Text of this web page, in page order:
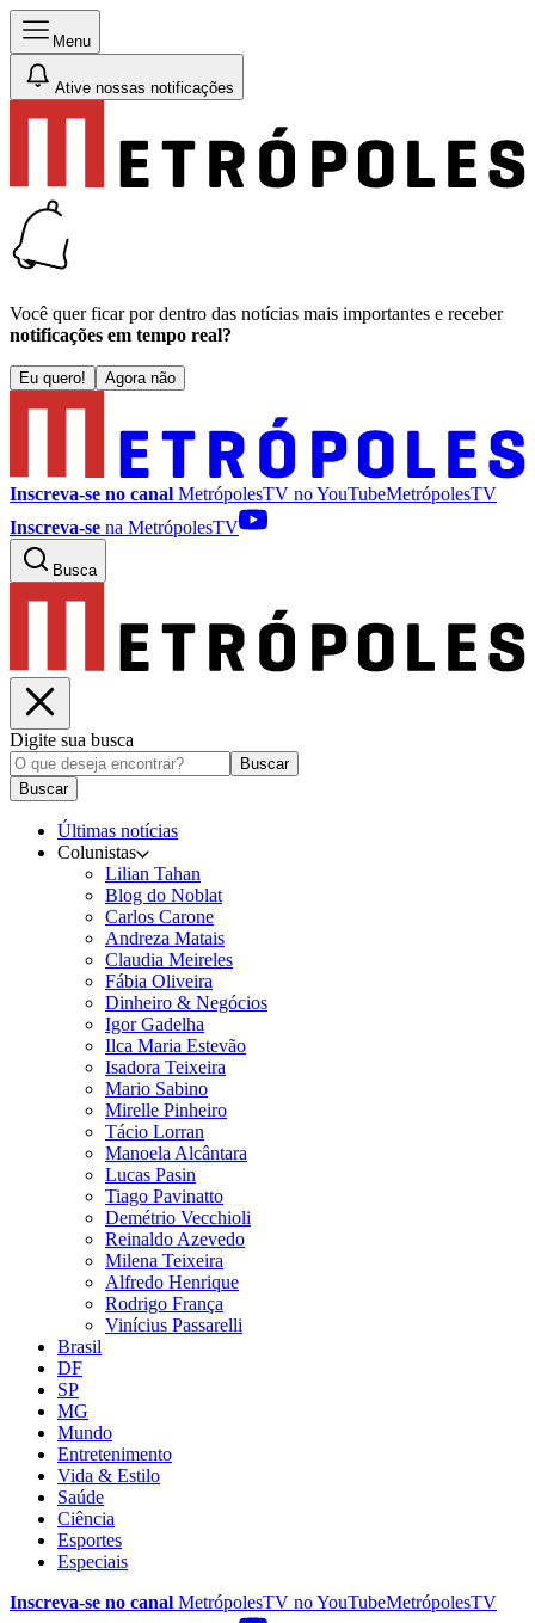
Menu
Ative nossas notificações
Você quer ficar por dentro das notícias mais importantes e receber
notificações em tempo real?
Eu quero! Agora não
Inscreva-se no canal MetrópolesTV noYouTubeMetrópolesTV
Inscreva-se na MetrópolesTV
Busca
Digite sua busca
Buscar
Buscar
Últimas notícias
Colunistas
Lilian Tahan
Blog do Noblat
Carlos Carone
Andreza Matais
Claudia Meireles
Fábia Oliveira
Dinheiro & Negócios
Igor Gadelha
Ilca Maria Estevão
Isadora Teixeira
Mario Sabino
Mirelle Pinheiro
Tácio Lorran
Manoela Alcântara
Lucas Pasin
Tiago Pavinatto
Demétrio Vecchioli
Reinaldo Azevedo
Milena Teixeira
Alfredo Henrique
Rodrigo França
Vinícius Passarelli
Brasil
DF
SP
MG
Mundo
Entretenimento
Vida & Estilo
Saúde
Ciência
Esportes
Especiais
Inscreva-se no canal MetrópolesTV noYouTubeMetrópolesTV